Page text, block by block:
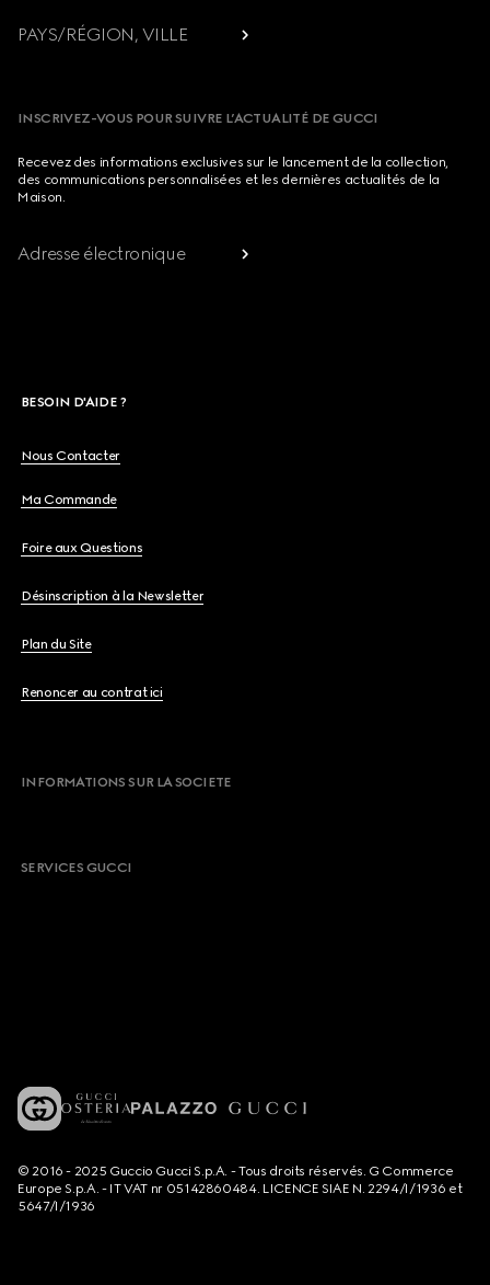
PAYS/RÉGION, VILLE
INSCRIVEZ-VOUS POUR SUIVRE L’ACTUALITÉ DE GUCCI
Recevez des informations exclusives sur le lancement de la collection,
des communications personnalisées et les dernières actualités de la
Maison.
Adresse électronique
BESOIN D'AIDE ?
Nous Contacter
Ma Commande
Foire aux Questions
Désinscription à la Newsletter
Plan du Site
Renoncer au contrat ici
INFORMATIONS SUR LA SOCIETE
SERVICES GUCCI
© 2016 - 2025 Guccio Gucci S.p.A. - Tous droits réservés. G Commerce
Europe S.p.A. - IT VAT nr 05142860484. LICENCE SIAE N. 2294/I/1936 et
5647/I/1936